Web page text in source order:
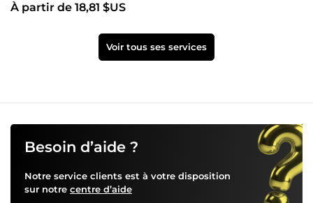
À partir de 18,81 $US
Voir tous ses services
Besoin d’aide ?
Notre service clients est à votre disposition
sur notre centre d’aide